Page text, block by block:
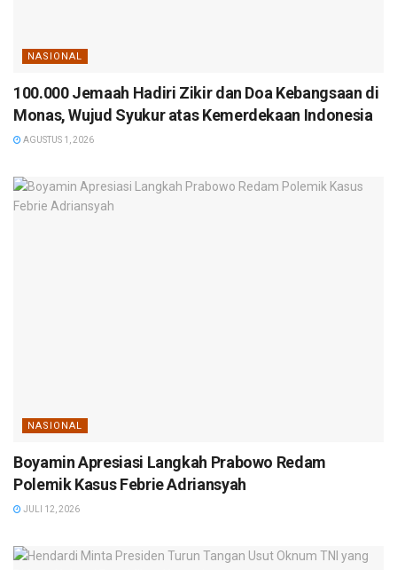
NASIONAL
100.000 Jemaah Hadiri Zikir dan Doa Kebangsaan di
Monas, Wujud Syukur atas Kemerdekaan Indonesia
AGUSTUS 1, 2026
NASIONAL
Boyamin Apresiasi Langkah Prabowo Redam
Polemik Kasus Febrie Adriansyah
JULI 12, 2026